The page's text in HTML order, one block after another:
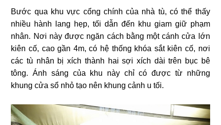
Bước qua khu vực cổng chính của nhà tù, có thể thấy
nhiều hành lang hẹp, tối dẫn đến khu giam giữ phạm
nhân. Nơi này được ngăn cách bằng một cánh cửa lớn
kiên cố, cao gần 4m, có hệ thống khóa sắt kiên cố, nơi
các tù nhân bị xích thành hai sợi xích dài trên bục bê
tông. Ánh sáng của khu này chỉ có được từ những
khung cửa sổ nhỏ tạo nên khung cảnh u tối.